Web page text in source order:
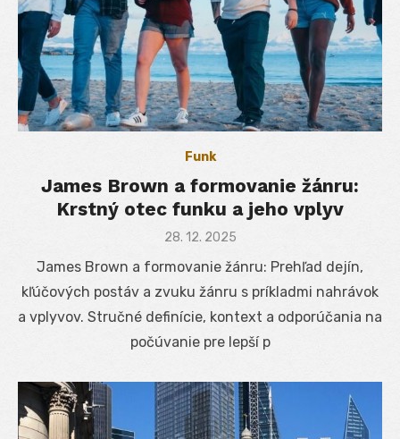
Funk
James Brown a formovanie žánru:
Krstný otec funku a jeho vplyv
Posted
28. 12. 2025
James Brown a formovanie žánru: Prehľad dejín,
kľúčových postáv a zvuku žánru s príkladmi nahrávok
a vplyvov. Stručné definície, kontext a odporúčania na
počúvanie pre lepší p